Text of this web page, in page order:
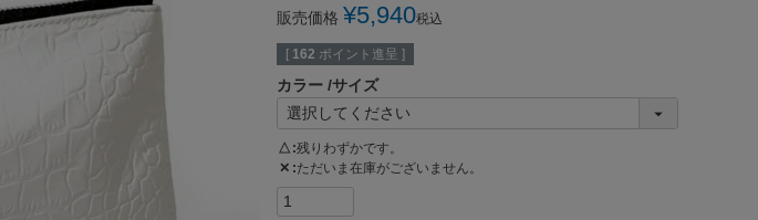
販売価格 ¥5,940税込
[ 162 ポイント進呈 ]
カラー サイズ
△ 残りわずかです。
✕ ただいま在庫がございません。